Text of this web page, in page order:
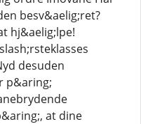
besv&aelig;ret?
hj&aelig;lpe!
desuden
p&aring;
at dine